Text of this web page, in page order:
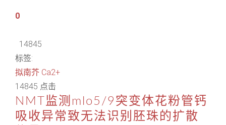
0
14845
标签:
拟南芥 Ca2+
14845 点击
NMT监测mlo5/9突变体花粉管钙
吸收异常致无法识别胚珠的扩散